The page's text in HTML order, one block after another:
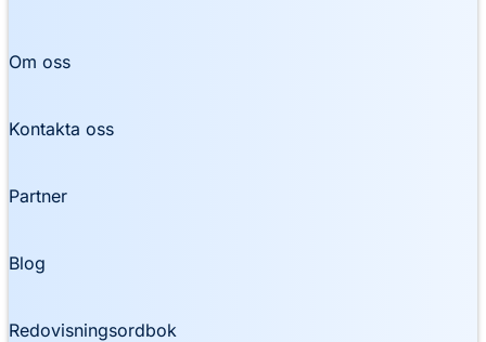
Om oss
Kontakta oss
Partner
Blog
Redovisningsordbok